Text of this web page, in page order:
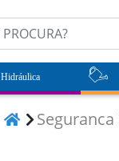
Hidráulica
Seguranca